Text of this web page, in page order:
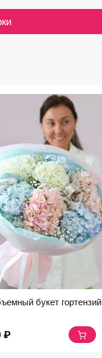
букет гортензий
₽